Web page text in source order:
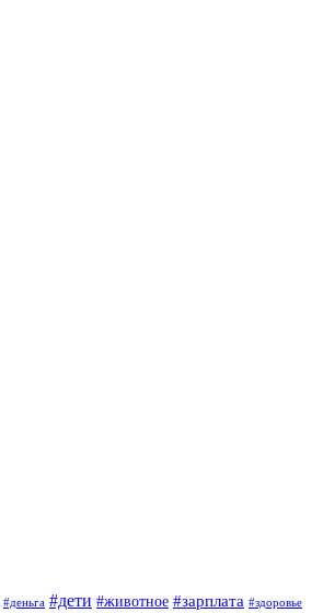
#деньга #дети #животное #зарплата #здоровье